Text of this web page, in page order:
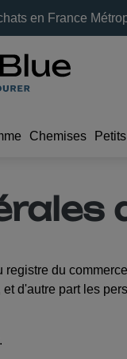
en France
Chemises
du
d'autre part les